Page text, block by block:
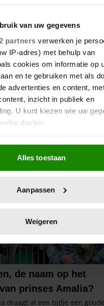
van uw gegevens
partners verwerken je
IP-adres) met behulp van
cookies om informatie op
en te gebruiken met als
advertenties en content,
inzicht in publiek en
U kunt kiezen wie uw
doelen.
willen we ook graag:
verzamelen over uw
een paar meter nauwkeurig
eigenschappen
voorkeuren in het
om content en
functies voor social media
te analyseren. Ook
gebruik van onze site met
Alles toestaan
Aanpassen
Weigeren